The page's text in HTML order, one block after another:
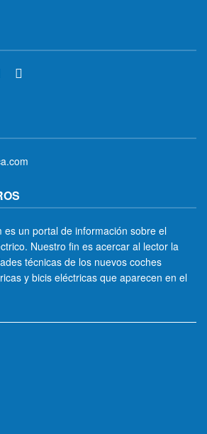
es un portal de información sobre el
Nuestro fin es acercar al lector la
técnicas de los nuevos coches
y bicis eléctricas que aparecen en el